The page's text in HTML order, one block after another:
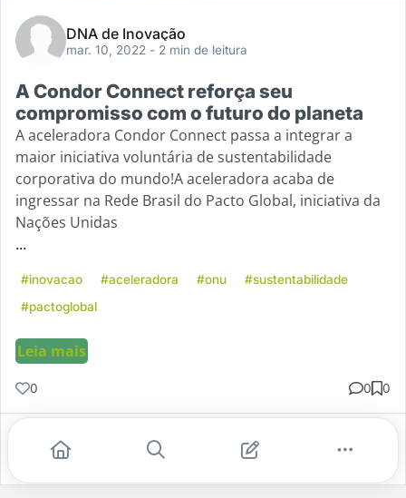
DNA de Inovação
mar. 10, 2022 - 2 min de leitura
A Condor Connect reforça seu
compromisso com o futuro do planeta
A aceleradora Condor Connect passa a integrar a
maior iniciativa voluntária de sustentabilidade
corporativa do mundo!A aceleradora acaba de
ingressar na Rede Brasil do Pacto Global, iniciativa da
Nações Unidas
...
#inovacao #aceleradora #onu
#sustentabilidade
#pactoglobal
Leia mais
0 0 0
Gostei Comentar Salvar